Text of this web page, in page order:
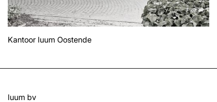
Kantoor luum Oostende
luum bv